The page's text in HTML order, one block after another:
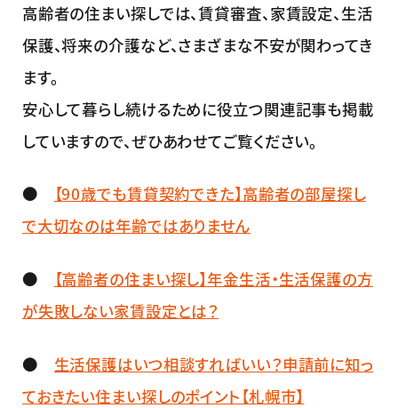
高齢者の住まい探しでは、賃貸審査、家賃設定、生活
保護、将来の介護など、さまざまな不安が関わってき
ます。
安心して暮らし続けるために役立つ関連記事も掲載
していますので、ぜひあわせてご覧ください。
●
【90歳でも賃貸契約できた】高齢者の部屋探し
で大切なのは年齢ではありません
●
【高齢者の住まい探し】年金生活・生活保護の方
が失敗しない家賃設定とは？
● 生活保護はいつ相談すればいい？申請前に知っ
ておきたい住まい探しのポイント【札幌市】